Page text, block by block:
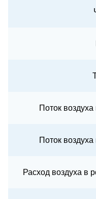
Поток
Поток
Расход воздуха в